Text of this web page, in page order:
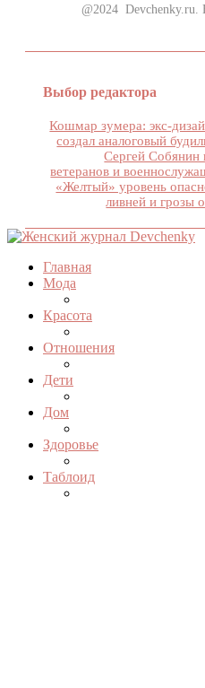
@2024 Devchenky.ru.
Выбор редактора
Кошмар зумера: экс-
создал аналоговый
Сергей Собянин
ветеранов и
«Желтый» уровень
ливней и грозы
Главная
Мода
Красота
Отношения
Дети
Дом
Здоровье
Таблоид